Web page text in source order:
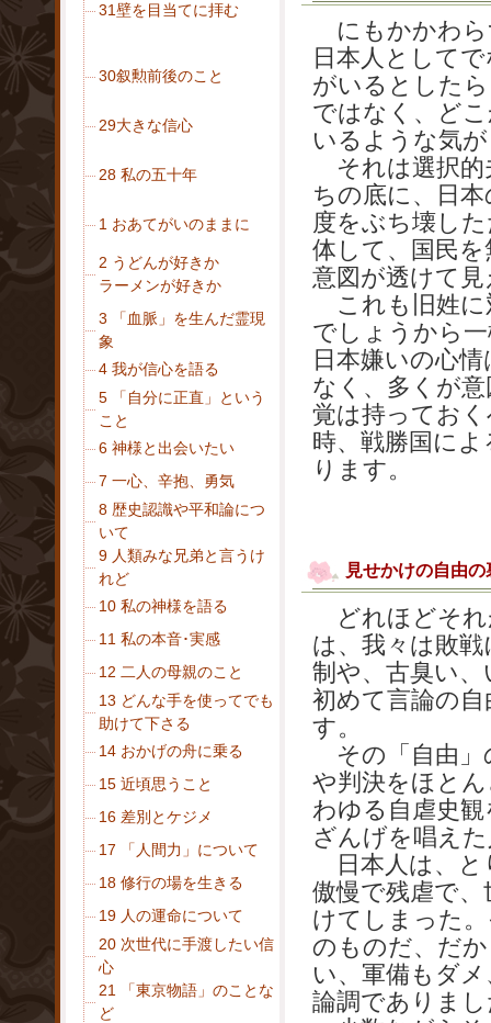
31壁を目当てに拝む
30叙勲前後のこと
29大きな信心
28 私の五十年
1 おあてがいのままに
2 うどんが好きか
ラーメンが好きか
3 「血脈」を生んだ霊現
象
4 我が信心を語る
5 「自分に正直」という
こと
6 神様と出会いたい
7 一心、辛抱、勇気
8 歴史認識や平和論につ
いて
9 人類みな兄弟と言うけ
れど
10 私の神様を語る
11 私の本音･実感
12 二人の母親のこと
13 どんな手を使ってでも
助けて下さる
14 おかげの舟に乗る
15 近頃思うこと
16 差別とケジメ
17 「人間力」について
18 修行の場を生きる
19 人の運命について
20 次世代に手渡したい信
心
21 「東京物語」のことな
ど
にもかかわら
日本人として
がいるとした
ではなく、ど
いるような気
それは選択的
ちの底に、日
度をぶち壊し
体して、国民
意図が透けて
これも旧姓に
でしょうから
日本嫌いの心
なく、多くが
覚は持ってお
時、戦勝国に
ります。
見せかけの自由
どれほどそれ
は、我々は敗
制や、古臭い
初めて言論の
す。
その「自由」
や判決をほと
わゆる自虐史
ざんげを唱え
日本人は、と
傲慢で残虐で
けてしまった
のものだ、だ
い、軍備もダ
論調でありま